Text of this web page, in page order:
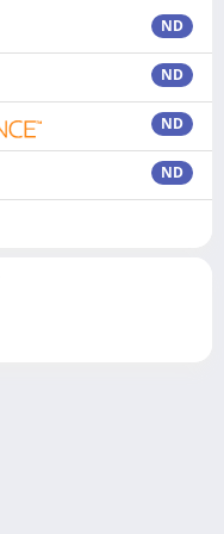
ND
ND
ND
ND